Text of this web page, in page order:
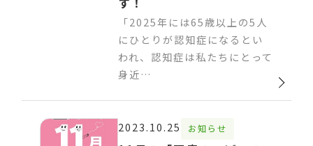
「2025年には65歳以上の5人
にひとりが認知症になるとい
われ、認知症は私たちにとって
身近…
2023.10.25 お知らせ